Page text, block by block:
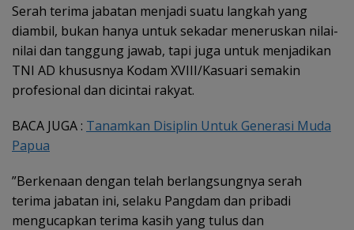
Serah terima jabatan menjadi suatu langkah yang
diambil, bukan hanya untuk sekadar meneruskan nilai-
nilai dan tanggung jawab, tapi juga untuk menjadikan
TNI AD khususnya Kodam XVIII/Kasuari semakin
profesional dan dicintai rakyat.
BACA JUGA : Tanamkan Disiplin Untuk Generasi Muda
Papua
”Berkenaan dengan telah berlangsungnya serah
terima jabatan ini, selaku Pangdam dan pribadi
mengucapkan terima kasih yang tulus dan